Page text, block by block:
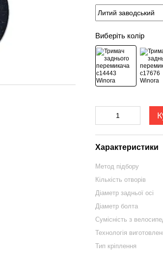
Виберіть колір
Характеристики
Метод підбору
Кількість отворів
Діаметр задньої осі
Діаметр болта
Сумісність з
Технологія
Тип кріплення